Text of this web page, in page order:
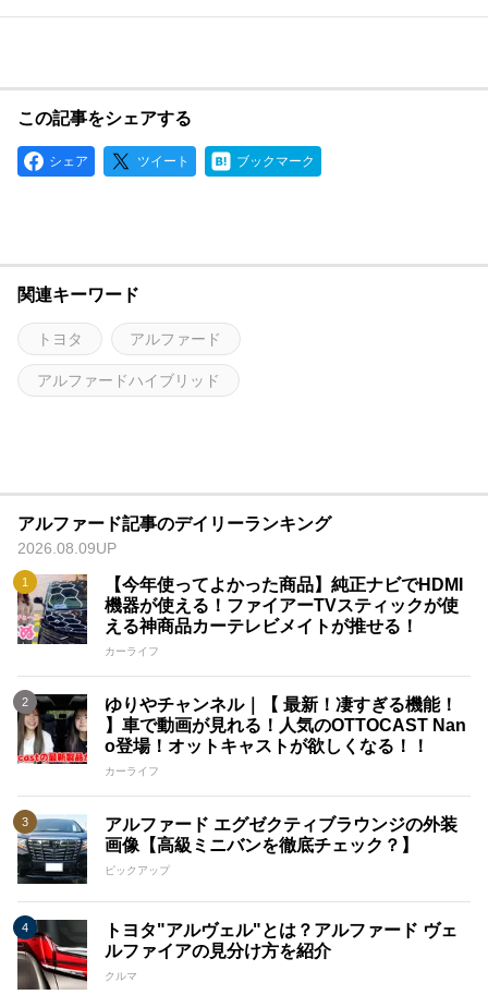
この記事をシェアする
シェア ツイート ブックマーク
関連キーワード
トヨタ アルファード
アルファードハイブリッド
アルファード記事のデイリーランキング
2026.08.09UP
【今年使ってよかった商品】純正ナビでHDMI
機器が使える！ファイアーTVスティックが使
える神商品カーテレビメイトが推せる！
カーライフ
ゆりやチャンネル｜【 最新！凄すぎる機能！
】車で動画が見れる！人気のOTTOCAST Nan
o登場！オットキャストが欲しくなる！！
カーライフ
アルファード エグゼクティブラウンジの外装
画像【高級ミニバンを徹底チェック？】
ピックアップ
トヨタ"アルヴェル"とは？アルファード ヴェ
ルファイアの見分け方を紹介
クルマ